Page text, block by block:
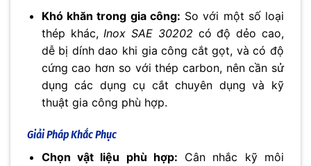
Khó khăn trong gia công: So với một số loại
thép khác, Inox SAE 30202 có độ dẻo cao,
dễ bị dính dao khi gia công cắt gọt, và có độ
cứng cao hơn so với thép carbon, nên cần sử
dụng các dụng cụ cắt chuyên dụng và kỹ
thuật gia công phù hợp.
Giải Pháp Khắc Phục
Chọn vật liệu phù hợp: Cân nhắc kỹ môi